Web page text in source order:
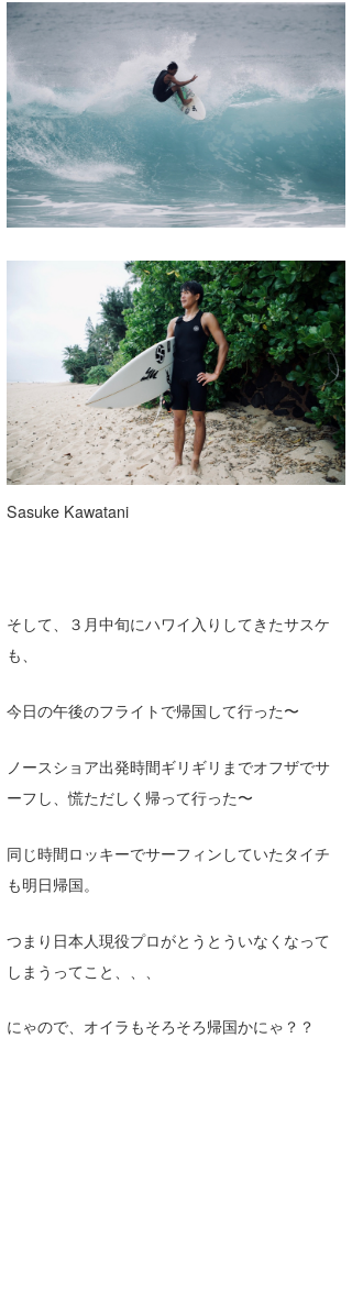
Sasuke Kawatani
そして、３月中旬にハワイ入りしてきたサスケ
も、
今日の午後のフライトで帰国して行った〜
ノースショア出発時間ギリギリまでオフザでサ
ーフし、慌ただしく帰って行った〜
同じ時間ロッキーでサーフィンしていたタイチ
も明日帰国。
つまり日本人現役プロがとうとういなくなって
しまうってこと、、、
にゃので、オイラもそろそろ帰国かにゃ？？